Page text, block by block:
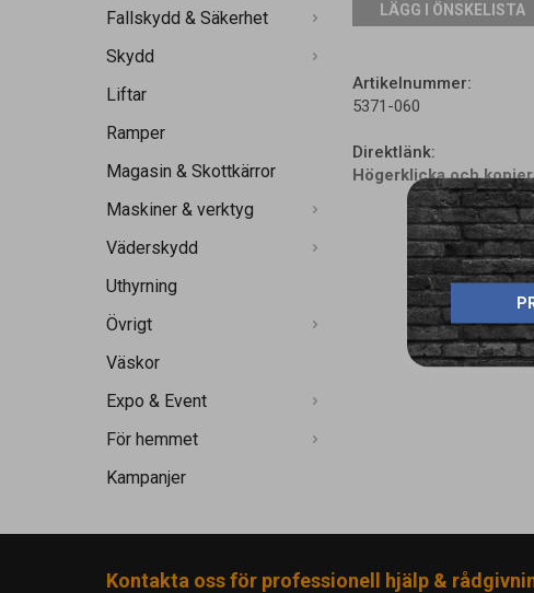
Fallskydd & Säkerhet
Skydd
Liftar
Ramper
Magasin & Skottkärror
Maskiner & verktyg
Väderskydd
Uthyrning
Övrigt
Väskor
Expo & Event
För hemmet
Kampanjer
LÄGG I ÖNSKELISTA
Artikelnummer:
5371-060
Direktlänk:
Högerklicka och
Kontakta oss för professionell hjälp &